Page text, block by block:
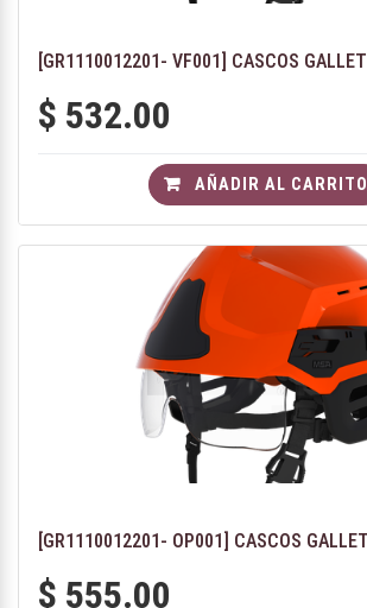
$ 532.00
AÑADIR AL CARRITO
$ 555.00